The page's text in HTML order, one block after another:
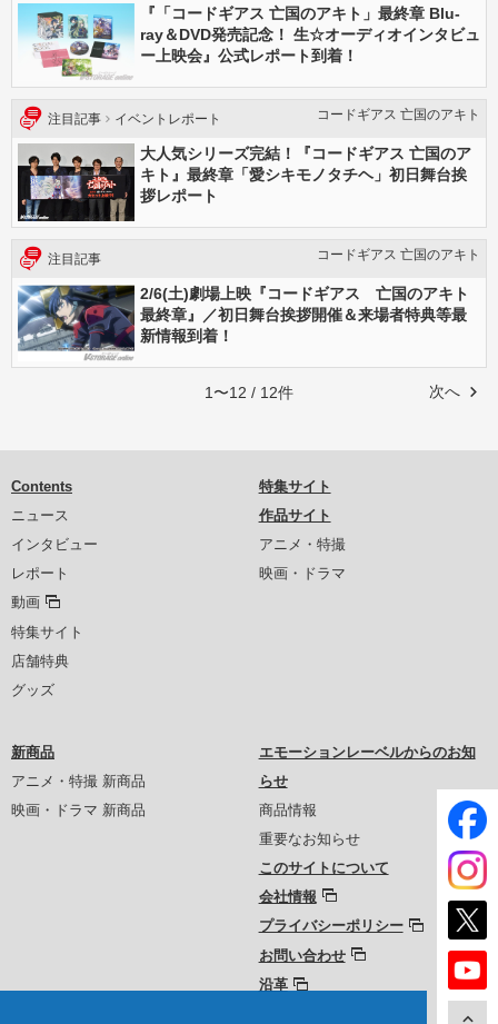
『「コードギアス 亡国のアキト」最終章 Blu-
ray＆DVD発売記念！ 生☆オーディオインタビュ
ー上映会』公式レポート到着！
注目記事 イベントレポート コードギアス 亡国のアキト
大人気シリーズ完結！『コードギアス 亡国のア
キト』最終章「愛シキモノタチヘ」初日舞台挨
拶レポート
注目記事 コードギアス 亡国のアキト
2/6(土)劇場上映『コードギアス 亡国のアキト
最終章』／初日舞台挨拶開催＆来場者特典等最
新情報到着！
次へ
1〜12 / 12件
Contents
ニュース
インタビュー
レポート
動画
特集サイト
店舗特典
グッズ
特集サイト
作品サイト
アニメ・特撮
映画・ドラマ
新商品
アニメ・特撮 新商品
映画・ドラマ 新商品
エモーションレーベルからのお知
らせ
商品情報
重要なお知らせ
このサイトについて
会社情報
プライバシーポリシー
お問い合わせ
沿革